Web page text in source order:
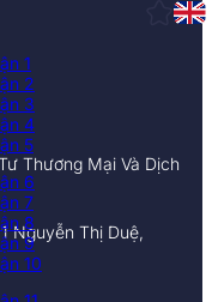
1
2
3
4
5
6
7
8
9
10
Thương Mại Và Dịch
Nguyễn Thị Duệ,